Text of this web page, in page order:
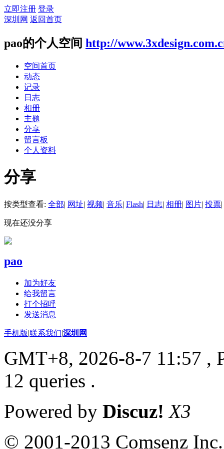
立即注册 登录
深圳网 返回首页
pao的个人空间 http://
空间首页
动态
记录
日志
相册
主题
分享
留言板
个人资料
分享
按类型查看: 全部| 网址| 视频| 音乐| Flash| 日志| 相册| 图片| 投票|
现在还没分享
pao
加为好友
给我留言
打个招呼
发送消息
手机版|联系我们|深圳网
GMT+8, 2026-8-7 11:57 ,
12 queries .
Powered by Discuz! X3
© 2001-2013 Comsenz Inc.